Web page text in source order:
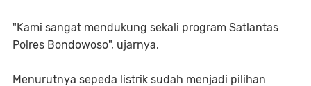
"Kami sangat mendukung sekali program Satlantas
Polres Bondowoso", ujarnya.
Menurutnya sepeda listrik sudah menjadi pilihan